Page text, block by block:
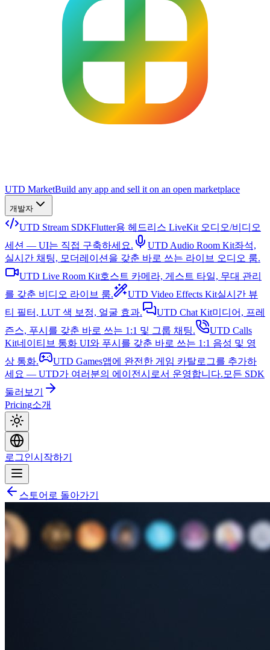
UTD MarketBuild any app and sell it on an open marketplace
개발자
UTD Stream SDKFlutter용 헤드리스 LiveKit 오디오/비디오
세션 — UI는 직접 구축하세요.
UTD Audio Room Kit좌석,
실시간 채팅, 모더레이션을 갖춘 바로 쓰는 라이브 오디오 룸.
UTD Live Room Kit호스트 카메라, 게스트 타일, 무대 관리
를 갖춘 비디오 라이브 룸.
UTD Video Effects Kit실시간 뷰
티 필터, LUT 색 보정, 얼굴 효과.
UTD Chat Kit미디어, 프레
즌스, 푸시를 갖춘 바로 쓰는 1:1 및 그룹 채팅.
UTD Calls
Kit네이티브 통화 UI와 푸시를 갖춘 바로 쓰는 1:1 음성 및 영
상 통화.
UTD Games앱에 완전한 게임 카탈로그를 추가하
세요 — UTD가 여러분의 에이전시로서 운영합니다. 모든 SDK
둘러보기
Pricing소개
로그인시작하기
스토어로 돌아가기